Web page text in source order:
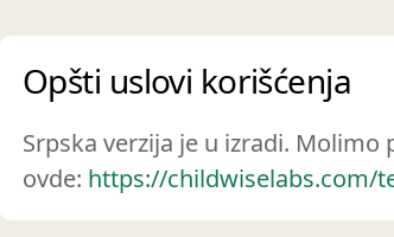
Opšti uslovi korišćenja
Srpska verzija je u izradi.
ovde: https://childwiselabs.com/